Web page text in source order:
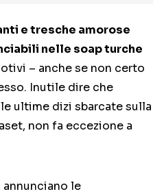
e tresche amorose
nelle soap turche
– anche se non certo
Inutile dire che
ultime dizi sbarcate sulla
non fa eccezione a
le